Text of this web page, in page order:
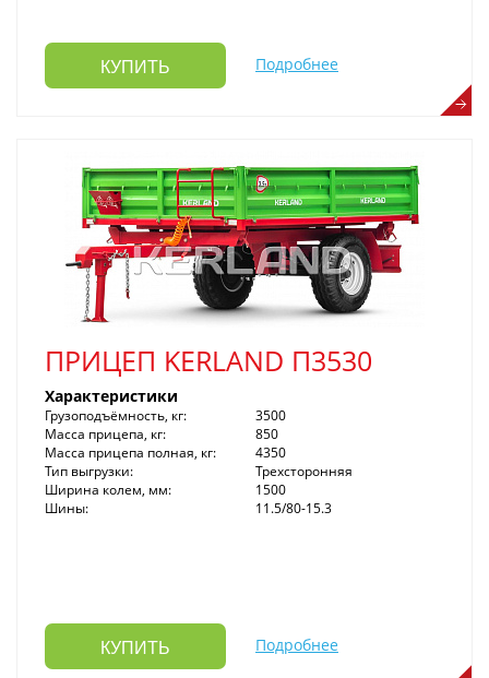
КУПИТЬ Подробнее
ПРИЦЕП KERLAND П3530
Характеристики
Грузоподъёмность, кг:
3500
Масса прицепа, кг:
850
Масса прицепа полная, кг:
4350
Тип выгрузки:
Трехсторонняя
Ширина колем, мм:
1500
Шины:
11.5/80-15.3
КУПИТЬ Подробнее